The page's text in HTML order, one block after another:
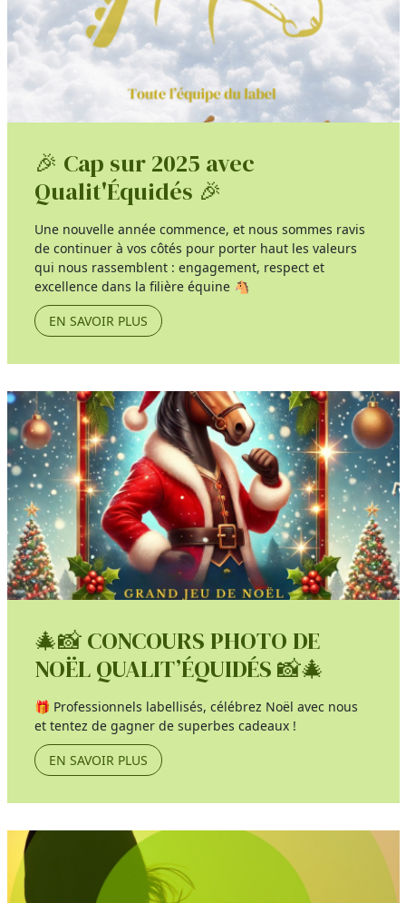
🎉 Cap sur 2025 avec
Qualit'Équidés 🎉
Une nouvelle année commence, et nous sommes ravis
de continuer à vos côtés pour porter haut les valeurs
qui nous rassemblent : engagement, respect et
excellence dans la filière équine 🐴
EN SAVOIR PLUS
🎄📸 CONCOURS PHOTO DE
NOËL QUALIT’ÉQUIDÉS 📸🎄
🎁 Professionnels labellisés, célébrez Noël avec nous
et tentez de gagner de superbes cadeaux !
EN SAVOIR PLUS